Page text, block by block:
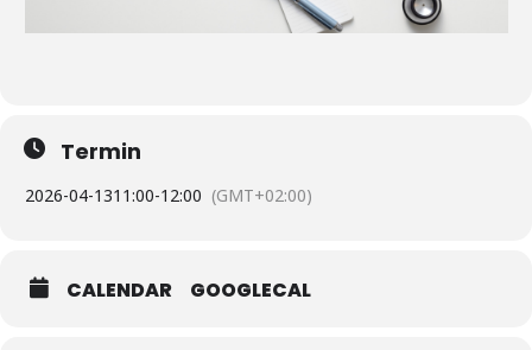
Termin
2026-04-1311:00-12:00 (GMT+02:00)
CALENDAR GOOGLECAL